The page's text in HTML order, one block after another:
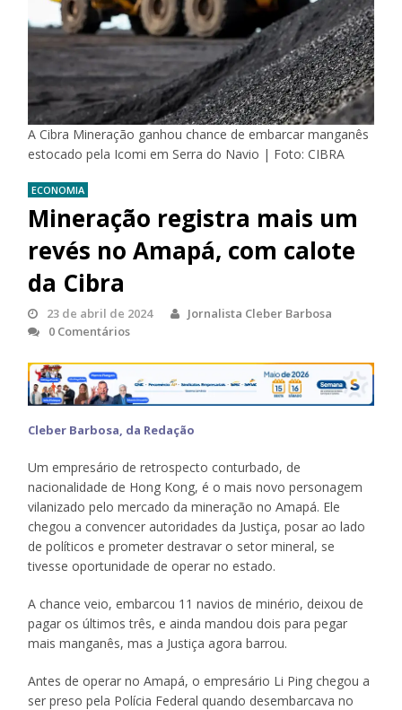
A Cibra Mineração ganhou chance de embarcar manganês
estocado pela Icomi em Serra do Navio | Foto: CIBRA
ECONOMIA
Mineração registra mais um
revés no Amapá, com calote
da Cibra
23 de abril de 2024
Jornalista Cleber Barbosa
0 Comentários
Cleber Barbosa, da Redação
Um empresário de retrospecto conturbado, de
nacionalidade de Hong Kong, é o mais novo personagem
vilanizado pelo mercado da mineração no Amapá. Ele
chegou a convencer autoridades da Justiça, posar ao lado
de políticos e prometer destravar o setor mineral, se
tivesse oportunidade de operar no estado.
A chance veio, embarcou 11 navios de minério, deixou de
pagar os últimos três, e ainda mandou dois para pegar
mais manganês, mas a Justiça agora barrou.
Antes de operar no Amapá, o empresário Li Ping chegou a
ser preso pela Polícia Federal quando desembarcava no